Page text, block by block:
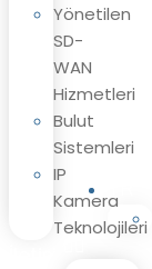
Yönetilen
SD-
WAN
Hizmetleri
Bulut
Sistemleri
IP
Kamera
Teknolojileri